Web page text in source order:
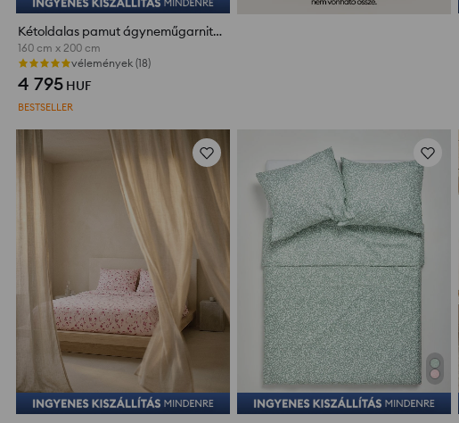
Kétoldalas pamut ágyneműgarnitúra virágmintával
160 cm x 200 cm
vélemények (18)
4 795 HUF
BESTSELLER